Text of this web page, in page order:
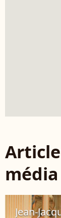
média
Jean-